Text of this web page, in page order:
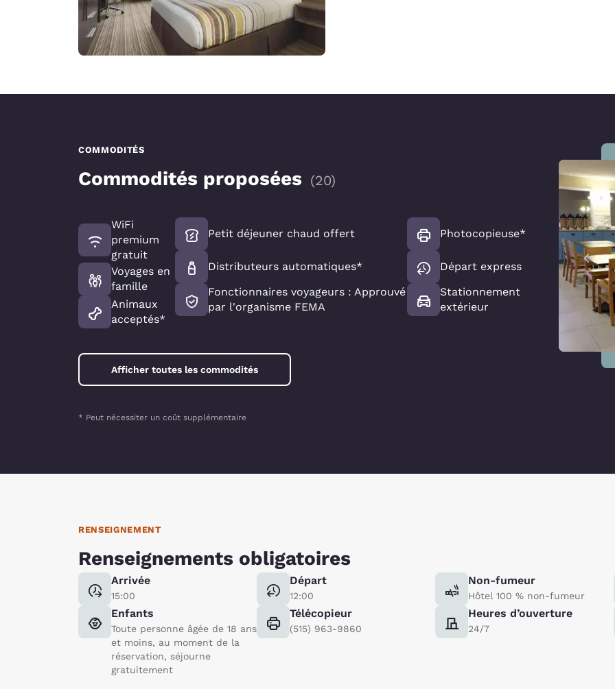
COMMODITÉS
Commodités proposées (20)
WiFi
premium
gratuit
Voyages en
famille
Animaux
acceptés*
Petit déjeuner chaud offert
Distributeurs automatiques*
Fonctionnaires voyageurs : Approuvé
par l'organisme FEMA
Photocopieuse*
Départ express
Stationnement
extérieur
Afficher toutes les commodités
* Peut nécessiter un coût supplémentaire
RENSEIGNEMENT
Renseignements obligatoires
Arrivée
15:00
Départ
12:00
Non-fumeur
Hôtel 100 % non-fumeur
Enfants
Toute personne âgée de 18 ans
et moins, au moment de la
réservation, séjourne
gratuitement
Télécopieur
(515) 963-9860
Heures d’ouverture
24/7